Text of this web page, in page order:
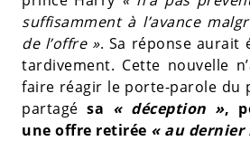
suffisamment à l’avance
de l’offre ». Sa réponse aurait
tardivement. Cette nouvelle
faire réagir le porte-parole du
partagésa « déception »,
une offre retirée « au dernier